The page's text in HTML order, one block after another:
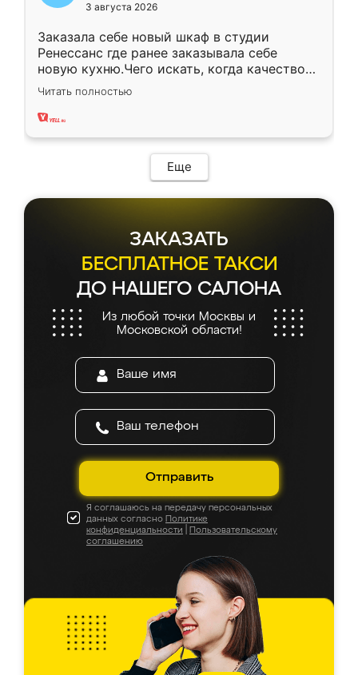
3 августа 2026
Заказала себе новый шкаф в студии
Ренессанс где ранее заказывала себе
новую кухню.Чего искать, когда качеством
вполне довольна. Служит кухня уже почти
два года, нареканий нет.
Читать полностью
Еще
ЗАКАЗАТЬ
БЕСПЛАТНОЕ ТАКСИ
ДО НАШЕГО САЛОНА
Из любой точки Москвы и
Московской области!
Отправить
Я соглашаюсь на передачу персональных
данных согласно Политике
конфиденциальности
Пользовательскому
соглашению